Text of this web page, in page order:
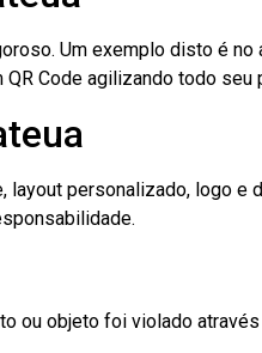
Um exemplo disto é no
Code agilizando todo
personalizado, logo e
ou objeto foi violado